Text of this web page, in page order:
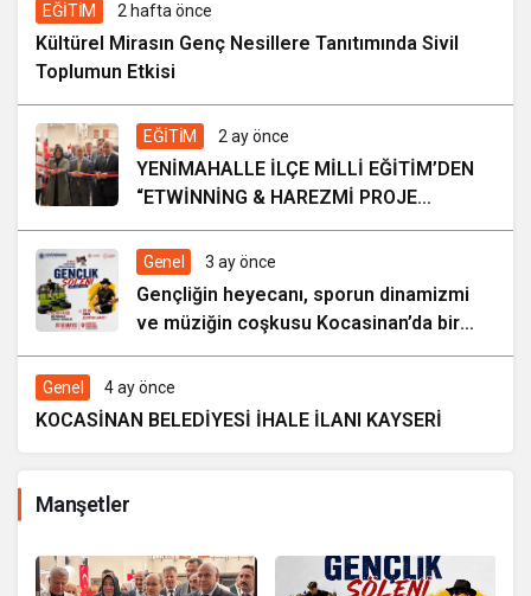
EĞİTİM 2 hafta önce
Kültürel Mirasın Genç Nesillere Tanıtımında Sivil
Toplumun Etkisi
EĞİTİM 2 ay önce
YENİMAHALLE İLÇE MİLLİ EĞİTİM’DEN
“ETWİNNİNG & HAREZMİ PROJE
ŞENLİĞİ”
Genel 3 ay önce
Gençliğin heyecanı, sporun dinamizmi
ve müziğin coşkusu Kocasinan’da bir
araya geliyor!
Genel 4 ay önce
KOCASİNAN BELEDİYESİ İHALE İLANI KAYSERİ
Manşetler